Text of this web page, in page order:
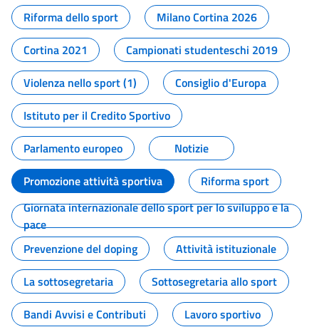
Riforma dello sport
Milano Cortina 2026
Cortina 2021
Campionati studenteschi 2019
Violenza nello sport (1)
Consiglio d'Europa
Istituto per il Credito Sportivo
Parlamento europeo
Notizie
Promozione attività sportiva
Riforma sport
Giornata internazionale dello sport per lo sviluppo e la
pace
Prevenzione del doping
Attività istituzionale
La sottosegretaria
Sottosegretaria allo sport
Bandi Avvisi e Contributi
Lavoro sportivo